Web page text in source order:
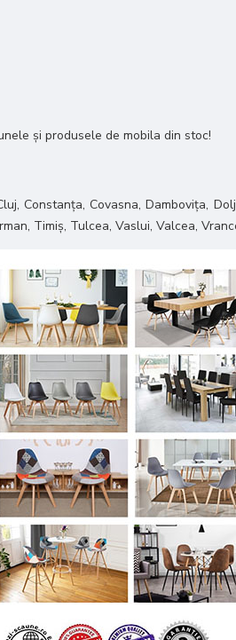
și produsele de mobila din stoc!
Constanța, Covasna, Dambovița,
Timiș, Tulcea, Vaslui, Valcea,